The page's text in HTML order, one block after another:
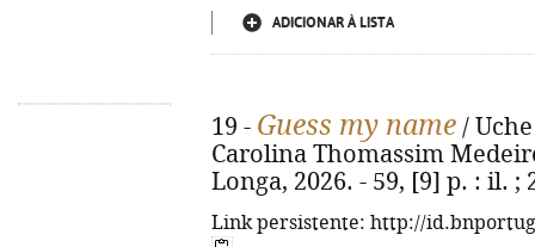
ADICIONAR À LISTA
19 - Guess my name /
Carolina Thomassim
Longa, 2026. - 59, [9] p. : il. ;
Link persistente: http://